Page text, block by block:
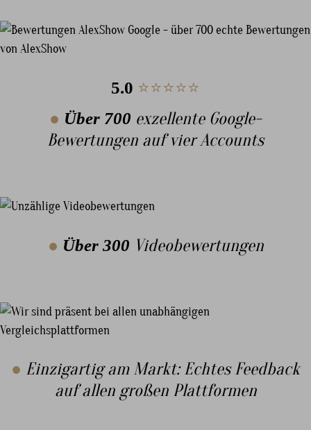
5.0 ⭐⭐⭐⭐⭐
● Über 700 exzellente Google-
Bewertungen auf vier Accounts
● Über 300 Videobewertungen
● Einzigartig am Markt: Echtes Feedback
auf allen großen Plattformen